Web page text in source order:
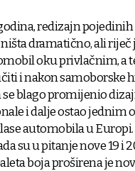
redizajn
dramatično, ali
oku privlačnim, a
i nakon samoborske
blago promijenio
i dalje ostao jednim
automobila u
su u pitanje nove 19 i
boja proširena je